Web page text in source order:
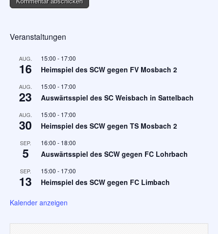
Veranstaltungen
AUG.
16
15:00 - 17:00
Heimspiel des SCW gegen FV Mosbach 2
AUG.
23
15:00 - 17:00
Auswärtsspiel des SC Weisbach in Sattelbach
AUG.
30
15:00 - 17:00
Heimspiel des SCW gegen TS Mosbach 2
SEP.
5
16:00 - 18:00
Auswärtsspiel des SCW gegen FC Lohrbach
SEP.
13
15:00 - 17:00
Heimspiel des SCW gegen FC Limbach
Kalender anzeigen